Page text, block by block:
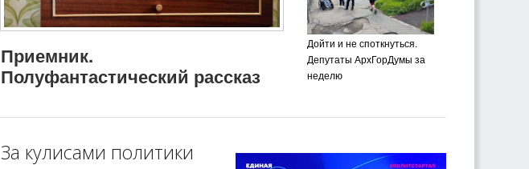
Приемник.
Полуфантастический рассказ
Дойти и не споткнуться.
Депутаты АрхГорДумы за
неделю
За кулисами политики